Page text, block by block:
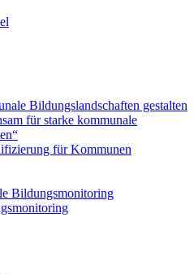
Bildungslandschaften gestalten
für starke kommunale
für Kommunen
Bildungsmonitoring